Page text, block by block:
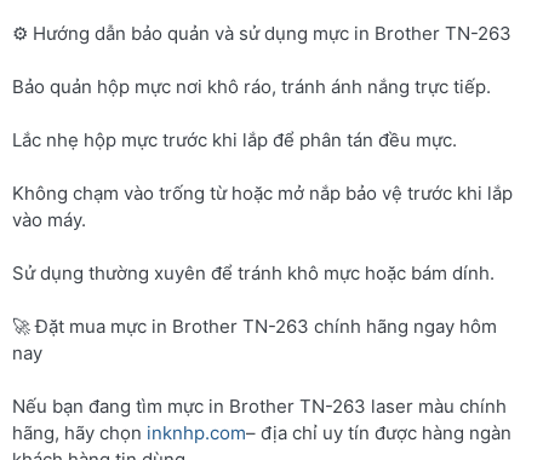
⚙️ Hướng dẫn bảo quản và sử dụng mực in Brother TN-263
Bảo quản hộp mực nơi khô ráo, tránh ánh nắng trực tiếp.
Lắc nhẹ hộp mực trước khi lắp để phân tán đều mực.
Không chạm vào trống từ hoặc mở nắp bảo vệ trước khi lắp
vào máy.
Sử dụng thường xuyên để tránh khô mực hoặc bám dính.
🚀 Đặt mua mực in Brother TN-263 chính hãng ngay hôm
nay
Nếu bạn đang tìm mực in Brother TN-263 laser màu chính
hãng, hãy chọn inknhp.com– địa chỉ uy tín được hàng ngàn